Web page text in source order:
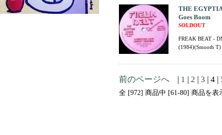
THE
Goes Boom
SOLDOUT
FREAK BEAT -
(1984)(Smooth T)
前のページへ | 1 | 2 | 3 | 4 |
全 [972] 商品中 [61-80] 商品を表